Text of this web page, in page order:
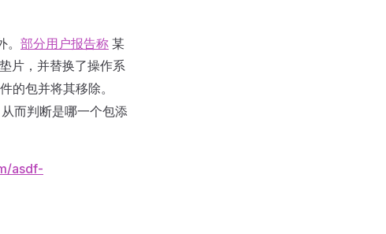
部分用户报告称 某
片，并替换了操作系
的包并将其移除。
而判断是哪一个包添
asdf-